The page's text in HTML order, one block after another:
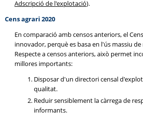
Adscripció de l'explotació).
Cens agrari 2020
En comparació amb censos anteriors, el
innovador, perquè es basa en l'ús massiu
Respecte a censos anteriors, això permet
millores importants:
Disposar d'un directori censal
qualitat.
Reduir sensiblement la càrrega de
informants.